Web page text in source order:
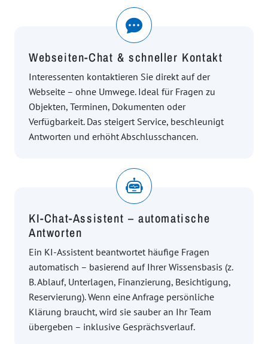
Webseiten-Chat & schneller Kontakt
Interessenten kontaktieren Sie direkt auf der
Webseite – ohne Umwege. Ideal für Fragen zu
Objekten, Terminen, Dokumenten oder
Verfügbarkeit. Das steigert Service, beschleunigt
Antworten und erhöht Abschlusschancen.
KI-Chat-Assistent – automatische
Antworten
Ein KI-Assistent beantwortet häufige Fragen
automatisch – basierend auf Ihrer Wissensbasis (z.
B. Ablauf, Unterlagen, Finanzierung, Besichtigung,
Reservierung). Wenn eine Anfrage persönliche
Klärung braucht, wird sie sauber an Ihr Team
übergeben – inklusive Gesprächsverlauf.